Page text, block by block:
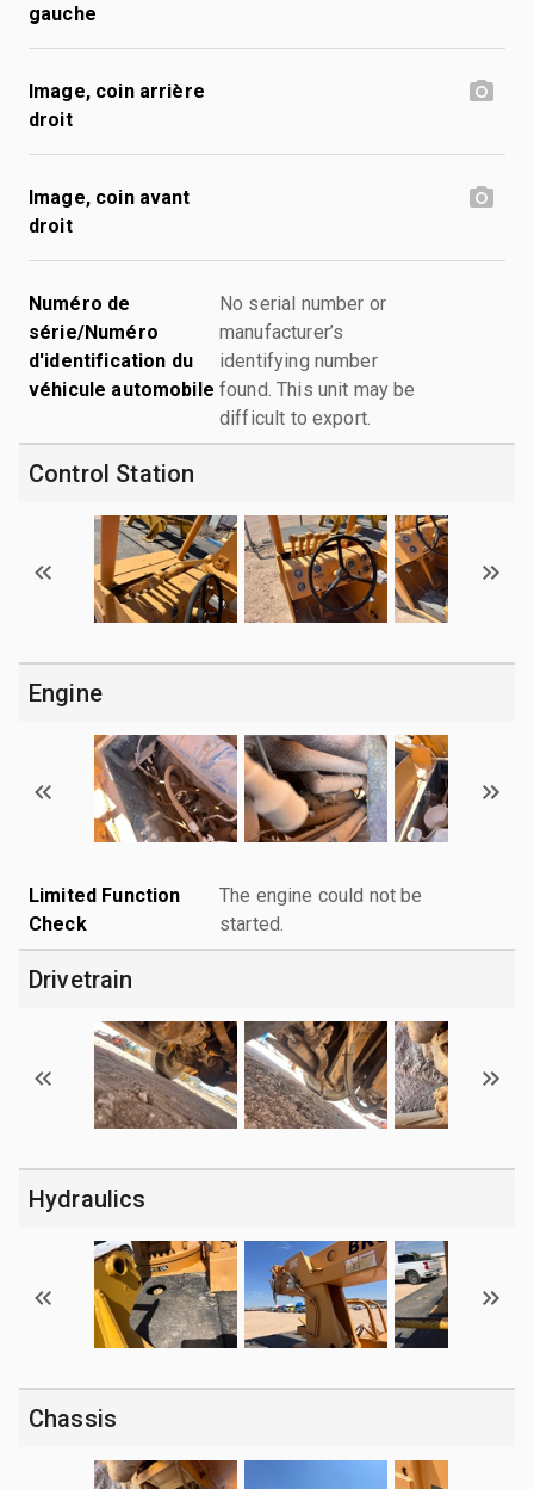
gauche
Image, coin arrière
droit
Image, coin avant
droit
Numéro de
série/Numéro
d'identification du
véhicule automobile
No serial number or
manufacturer’s
identifying number
found. This unit may be
difficult to export.
Control Station
Engine
Limited Function
Check
The engine could not be
started.
Drivetrain
Hydraulics
Chassis